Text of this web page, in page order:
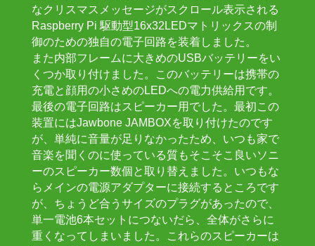
なクリスマスメッセージがスクロール表示される
Raspberry Pi 駆動型16x32LEDマトリックスの制
御のための独自の電子回路を装着しました。
また内部フレームに大きめのUSBバッテリーをい
くつか取り付けました。このバッテリーは携帯の
充電と顔用の小さめのLEDへの電力供給用です。
最後の電子回路はスピーカー用でした。最初この
装置にはJawbone JAMBOXを取り付けたのです
が、単純に音量が足りなかったため、いつも家で
音楽を聞くのに使っている質もそこそこ良いソニ
ーのスピーカー数個と取り替えました。いつもな
らメインの電源アダプターに接続するところです
が、ちょうど合うサイズのプラグがあったので、
単一電池6本セットにつないだら、全体がさらに
重くなってしまいました。これらのスピーカーは